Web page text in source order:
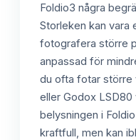
Foldio3 några
Storleken kan vara
fotografera större
anpassad för
du ofta fotar större
eller Godox LSD80
belysningen i
kraftfull, men kan